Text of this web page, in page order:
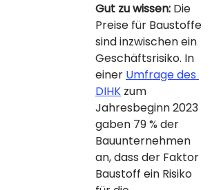
Gut zu wissen: Die
Preise für Baustoffe
sind inzwischen ein
Geschäftsrisiko. In
einer Umfrage des
DIHK zum
Jahresbeginn 2023
gaben 79 % der
Bauunternehmen
an, dass der Faktor
Baustoff ein Risiko